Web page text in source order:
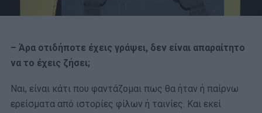
– Άρα οτιδήποτε έχεις γράψει, δεν είναι απαραίτητο
να το έχεις ζήσει;
Ναι, είναι κάτι που φαντάζομαι πως θα ήταν ή παίρνω
ερείσματα από ιστορίες φίλων ή ταινίες. Και εκεί